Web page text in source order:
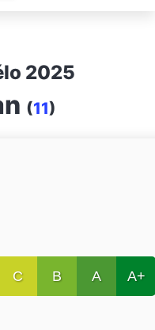
2025
(11)
C B A A+